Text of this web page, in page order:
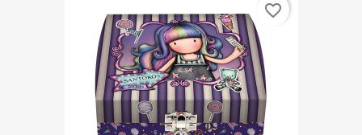
favorite_border